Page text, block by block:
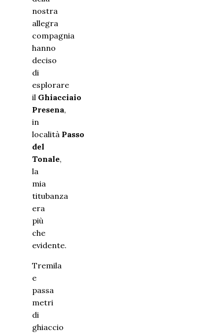
nostra
allegra
compagnia
hanno
deciso
di
esplorare
il Ghiacciaio
Presena,
in
località Passo
del
Tonale,
la
mia
titubanza
era
più
che
evidente.
Tremila
e
passa
metri
di
ghiaccio